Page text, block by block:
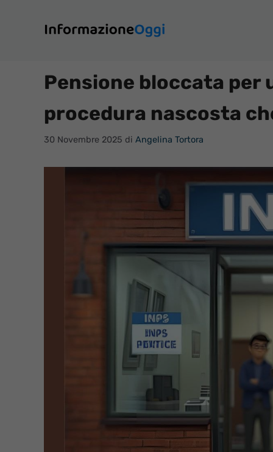
contenuto
Pensione bloccata per
procedura nascosta
30 Novembre 2025 di Angelina Tortora